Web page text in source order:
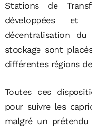
Stations de
développées
décentralisation
stockage sont
différentes régions
Toutes ces
pour suivre les
malgré un